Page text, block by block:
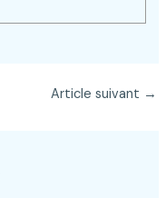
Article suivant →